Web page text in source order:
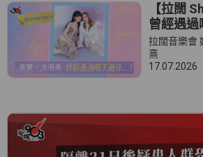
【拉闊
曾經遇
關於她和
拉闊音樂會
熹
17.07.2026